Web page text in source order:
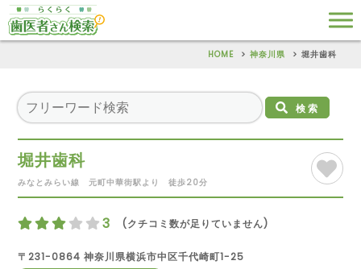
HOME 神奈川県 堀井歯科
検索
堀井歯科
みなとみらい線 元町中華街駅より 徒歩20分
3 (クチコミ数が足りていません)
〒231-0864 神奈川県横浜市中区千代崎町1-25